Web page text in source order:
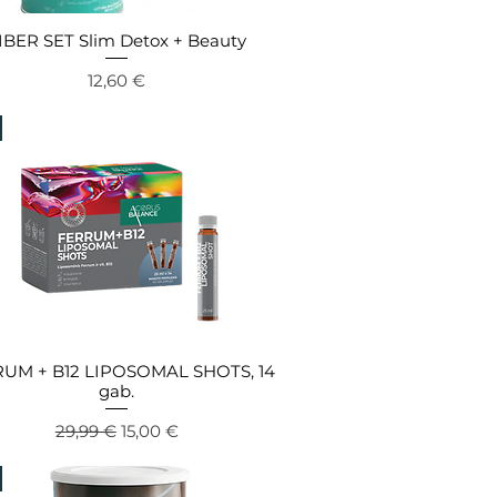
Ātrais skats
SET Slim Detox + Beauty
Cena
12,60 €
Ātrais skats
+ B12 LIPOSOMAL SHOTS, 14
gab.
Parastā cena
29,99 € Izpārdošanas cena
15,00 €